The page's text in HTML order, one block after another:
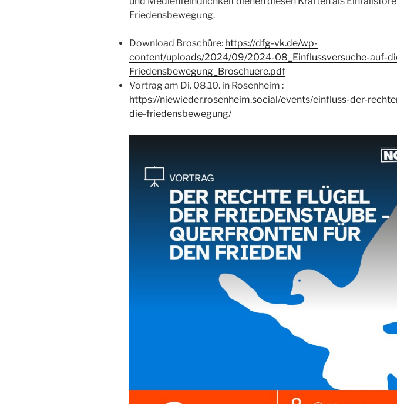
Friedensbewegung.
Download Broschüre: https://dfg-vk.de/wp-
content/uploads/2024/09/2024-08_Einflussversuche-auf-
Friedensbewegung_Broschuere.pdf
Vortrag am Di. 08.10. in Rosenheim :
https://niewieder.rosenheim.social/events/einfluss-der-
die-friedensbewegung/